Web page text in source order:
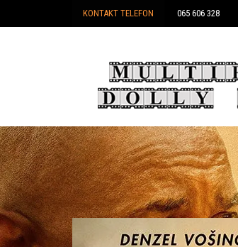
KONTAKT TELEFON 065 606 328